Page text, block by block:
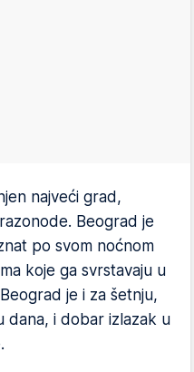
najveći grad,
Beograd je
po svom noćnom
koje ga svrstavaju u
je i za šetnju,
dana, i dobar izlazak u